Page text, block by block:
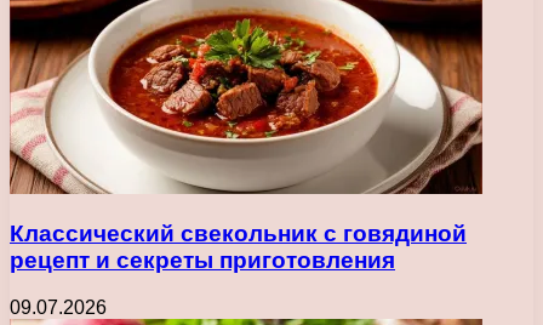
Классический свекольник с говядиной
рецепт и секреты приготовления
09.07.2026